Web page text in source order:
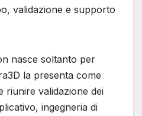
validazione e supporto
nasce soltanto per
la presenta come
riunire validazione dei
ingegneria di